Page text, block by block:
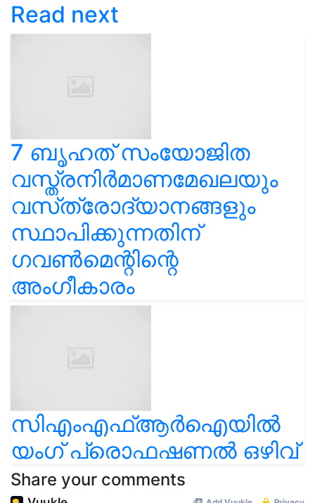
Read next
7 ബൃഹത് സംയോജിത
വസ്ത്രനിര്‍മാണമേഖലയും
വസ്‌ത്രോദ്യാനങ്ങളും
സ്ഥാപിക്കുന്നതിന്
ഗവണ്‍മെന്റിന്റെ
അംഗീകാരം
സിഎംഎഫ്ആർഐയിൽ
യംഗ് പ്രൊഫഷണൽ ഒഴിവ്
Share your comments